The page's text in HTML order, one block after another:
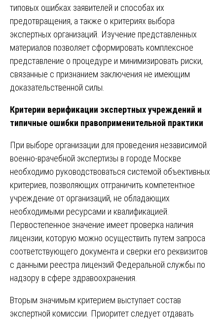
типовых ошибках заявителей и способах их
предотвращения, а также о критериях выбора
экспертных организаций. Изучение представленных
материалов позволяет сформировать комплексное
представление о процедуре и минимизировать риски,
связанные с признанием заключения не имеющим
доказательственной силы.
Критерии верификации экспертных учреждений и
типичные ошибки правоприменительной практики
При выборе организации для проведения независимой
военно-врачебной экспертизы в городе Москве
необходимо руководствоваться системой объективных
критериев, позволяющих отграничить компетентное
учреждение от организаций, не обладающих
необходимыми ресурсами и квалификацией.
Первостепенное значение имеет проверка наличия
лицензии, которую можно осуществить путем запроса
соответствующего документа и сверки его реквизитов
с данными реестра лицензий Федеральной службы по
надзору в сфере здравоохранения.
Вторым значимым критерием выступает состав
экспертной комиссии. Приоритет следует отдавать